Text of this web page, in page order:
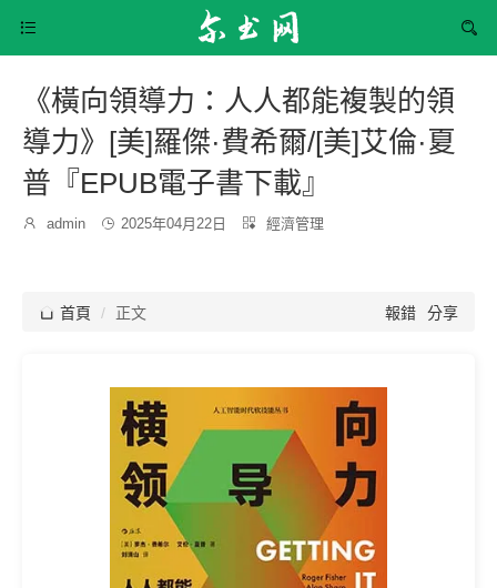


《橫向領導力：人人都能複製的領
導力》[美]羅傑·費希爾/[美]艾倫·夏
普『EPUB電子書下載』

博
admin  發
2025年04月22日 
分
經濟管理
 首頁 正文 報錯 分享